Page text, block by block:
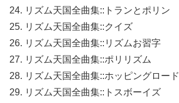
24. リズム天国全曲集::トランとポリン
25. リズム天国全曲集::クイズ
26. リズム天国全曲集::リズムお習字
27. リズム天国全曲集::ポリリズム
28. リズム天国全曲集::ホッピングロード
29. リズム天国全曲集::トスボーイズ